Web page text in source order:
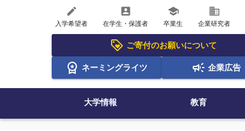
create
入学希望者
account_box
在学生・保護者
school
卒業生
business
企業研究者
ご寄付のお願いについて
ネーミングライツ 企業広告
大学情報 教育